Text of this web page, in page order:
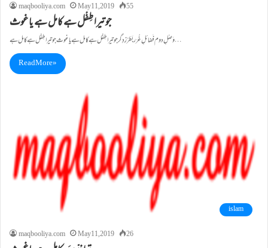
maqbooliya.com
May 11, 2019 55
جو تیرا طِفْل ہے کامل ہے یا غوث
وَصْلِ دوم فَضائلِ غُرَر بَطَرْزِ دِگر جو تیرا طِفْل ہے کامل ہے یا غوث جو تیرا طِفْل ہے کامل ہے…
Read More »
islam
maqbooliya.com
May 11, 2019 26